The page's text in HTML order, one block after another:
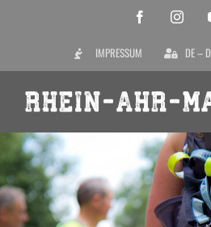
Facebook
IMPRESSUM DE –